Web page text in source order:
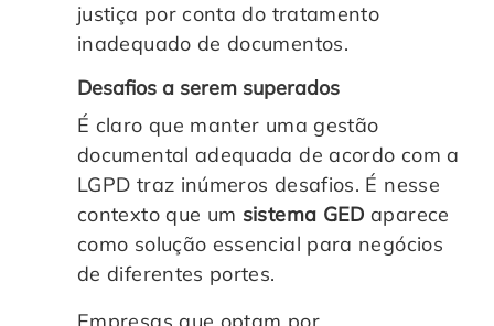
justiça por conta do tratamento
inadequado de documentos.
Desafios a serem superados
É claro que manter uma gestão
documental adequada de acordo com a
LGPD traz inúmeros desafios. É nesse
contexto que um sistema GED aparece
como solução essencial para negócios
de diferentes portes.